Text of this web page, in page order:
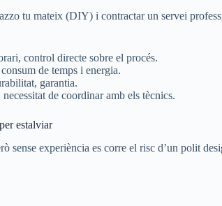
tu mateix (DIY) i contractar un servei
control directe sobre el procés.
de temps i energia.
garantia.
de coordinar amb els tècnics.
estalviar
experiència es corre el risc d’un polit